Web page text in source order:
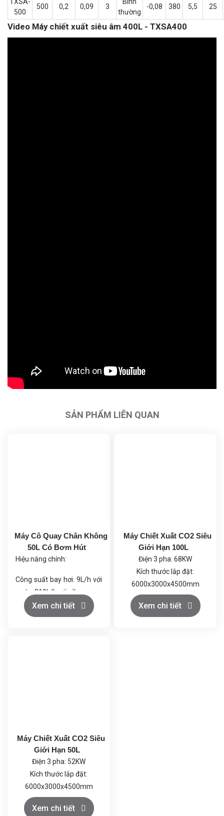
500
500 0,2 0,09 3
thường
-0,08 380 5,5 25
Video Máy chiết xuất siêu âm 400L - TXSA400
SẢN PHẨM LIÊN QUAN
Máy Cô Quay Chân Không
50L Có Bơm Hút
Hiệu năng chính:
Công suất bay hơi: 9L/h với
nước, 219L/h với cồn.
Chân không tối đa: 399.9
Pa (dưới 3mmHg), giúp quá
hoạt động ổn định và an
Xem chi tiết
Máy Chiết Xuất CO2 Siêu
Giới Hạn 100L
Điện 3 pha: 68KW
Kích thước lắp đặt:
6000x3000x4500mm
Khí CO2: Loại thực phẩm
≥99.5%, trọng lượng bình
Xem chi tiết
Máy Chiết Xuất CO2 Siêu
Giới Hạn 50L
Điện 3 pha: 52KW
Kích thước lắp đặt:
6000x3000x4500mm
Khí CO2: Loại thực phẩm
≥99.5%, trọng lượng bình
Xem chi tiết